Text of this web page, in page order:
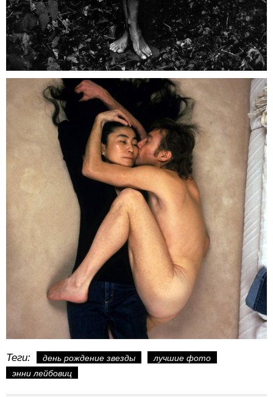
Теги: день рождение звезды
лучшие фото
энни лейбовиц